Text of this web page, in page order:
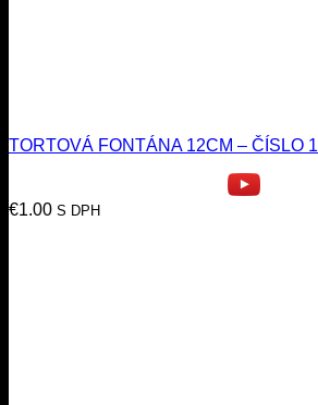
TORTOVÁ FONTÁNA 12CM – ČÍSLO 1
€1.00 S DPH